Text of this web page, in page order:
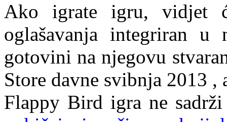
Ako igrate igru, vidjet
oglašavanja integriran
gotovini na njegovu
Store davne svibnja 2013
Flappy Bird igra ne